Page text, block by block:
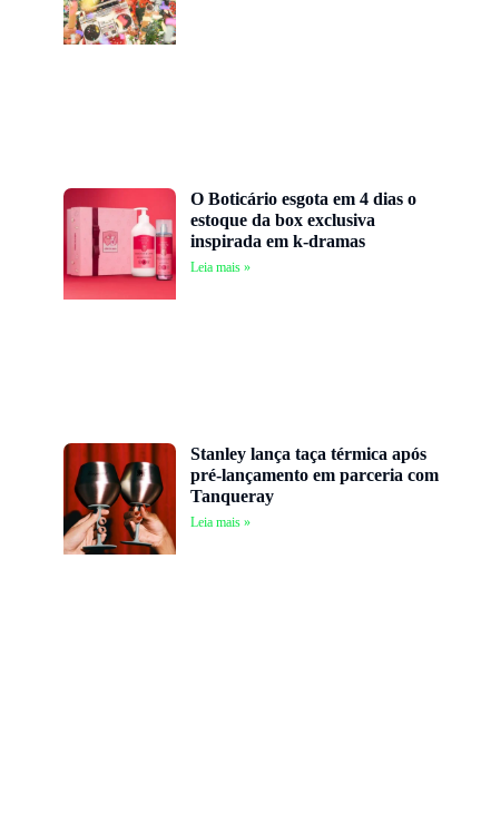
O Boticário esgota em 4 dias o
estoque da box exclusiva
inspirada em k-dramas
Leia mais »
Stanley lança taça térmica após
pré-lançamento em parceria com
Tanqueray
Leia mais »